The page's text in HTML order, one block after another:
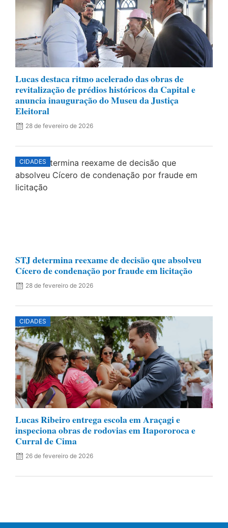
Lucas destaca ritmo acelerado das obras de
revitalização de prédios históricos da Capital e
anuncia inauguração do Museu da Justiça
Eleitoral
28 de fevereiro de 2026
CIDADES
STJ determina reexame de decisão que absolveu
Cícero de condenação por fraude em licitação
28 de fevereiro de 2026
CIDADES
Lucas Ribeiro entrega escola em Araçagi e
inspeciona obras de rodovias em Itapororoca e
Curral de Cima
26 de fevereiro de 2026